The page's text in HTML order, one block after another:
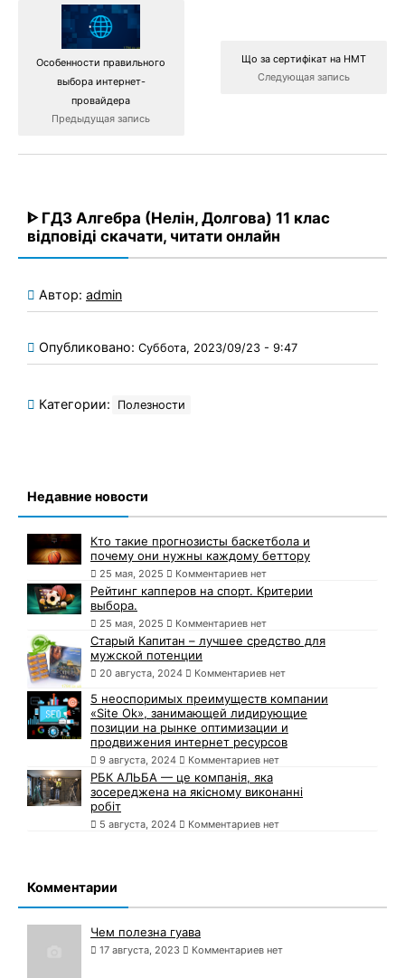
Особенности правильного
выбора интернет-
провайдера
Предыдущая запись
Що за сертифікат на НМТ
Следующая запись
ᐈ ГДЗ Алгебра (Нелін, Долгова) 11 клас
відповіді скачати, читати онлайн
Автор: admin
Опубликовано: Суббота, 2023/09/23 - 9:47
Категории: Полезности
Недавние новости
Кто такие прогнозисты баскетбола и
почему они нужны каждому беттору
25 мая, 2025 Комментариев нет
Рейтинг капперов на спорт. Критерии
выбора.
25 мая, 2025 Комментариев нет
Старый Капитан – лучшее средство для
мужской потенции
20 августа, 2024 Комментариев нет
5 неоспоримых преимуществ компании
«Site Ok», занимающей лидирующие
позиции на рынке оптимизации и
продвижения интернет ресурсов
9 августа, 2024 Комментариев нет
РБК АЛЬБА — це компанія, яка
зосереджена на якісному виконанні
робіт
5 августа, 2024 Комментариев нет
Комментарии
Чем полезна гуава
17 августа, 2023 Комментариев нет